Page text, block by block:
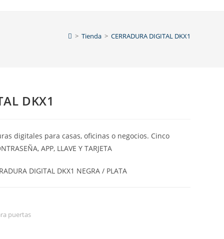
> Tienda > CERRADURA DIGITAL DKX1
DKX1
digitales para casas, oficinas o negocios. Cinco
APP, LLAVE Y TARJETA
DIGITAL DKX1 NEGRA / PLATA
puertas